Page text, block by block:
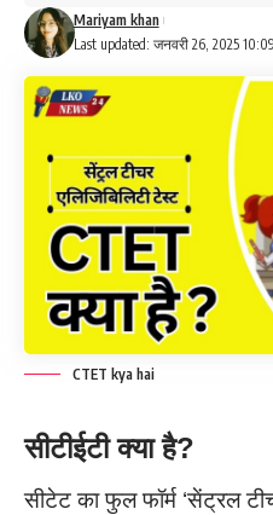
Last updated: जनवरी 26, 2025
Mariyam khan
CTET kya hai
सीटीईटी क्या है?
सीटेट का फुल फॉर्म ‘सेंट्रल